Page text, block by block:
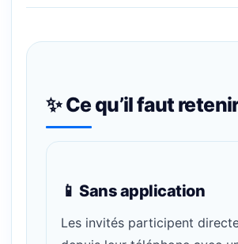
✨ Ce qu’il faut
📱 Sans application
Les invités participent